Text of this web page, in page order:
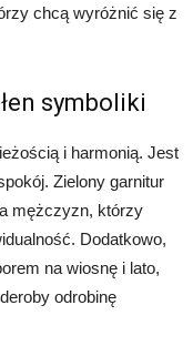
chcą wyróżnić się z
symboliki
i harmonią. Jest
Zielony garnitur
mężczyzn, którzy
Dodatkowo,
na wiosnę i lato,
odrobinę